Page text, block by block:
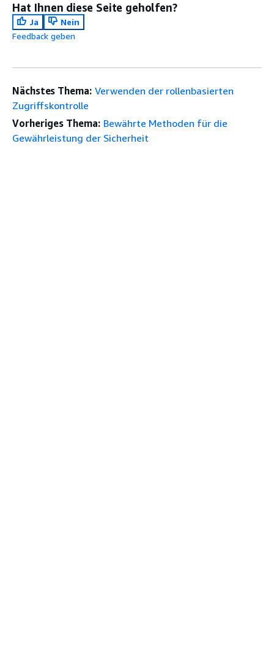
Hat Ihnen diese Seite geholfen?
Ja
Nein
Feedback geben
Nächstes Thema: Verwenden der rollenbasierten
Zugriffskontrolle
Vorheriges Thema: Bewährte Methoden für die
Gewährleistung der Sicherheit